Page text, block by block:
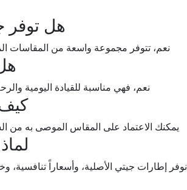
هل توفر
نعم، تتوفر مجموعة واسعة من المقاسات
نعم، فهي مناسبة للقيادة اليومية
يمكنك الاعتماد على المقاس الموصى به من
نوفر إطارات جيتي الأصلية، وأسعاراً